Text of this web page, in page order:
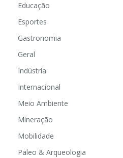
Educação
Esportes
Gastronomia
Geral
Indústria
Internacional
Meio Ambiente
Mineração
Mobilidade
Paleo & Arqueologia